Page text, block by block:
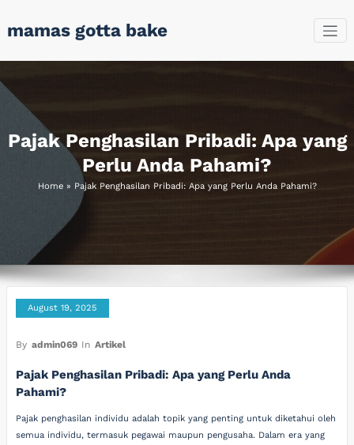
tomamas gotta bake
Pajak Penghasilan Pribadi: Apa yang
Perlu Anda Pahami?
Home» Pajak Penghasilan Pribadi: Apa yang Perlu Anda Pahami?
August 19, 2025
By admin069 In Artikel
Pajak Penghasilan Pribadi: Apa yang Perlu Anda
Pahami?
Pajak penghasilan individu adalah topik yang penting untuk diketahui oleh
semua individu, termasuk pegawai maupun pengusaha. Dalam era yang